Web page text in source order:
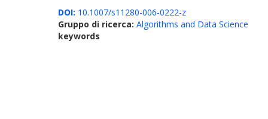
DOI: 10.1007/s11280-006-0222-z
Gruppo di ricerca: Algorithms and Data Science
keywords